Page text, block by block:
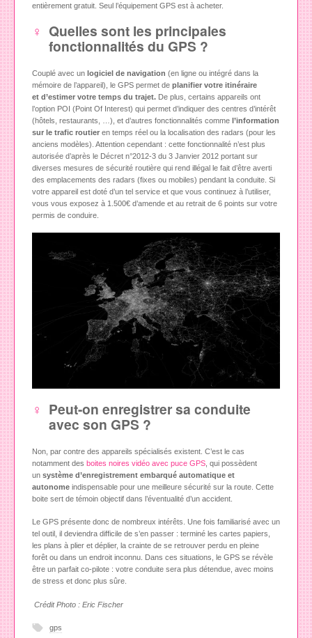
Vie pratique
Seniors
Santé & Soins
entièrement gratuit. Seul l’équipement GPS est à acheter.
Quelles sont les principales
fonctionnalités du GPS ?
Couplé avec un logiciel de navigation (en ligne ou intégré dans la
mémoire de l’appareil), le GPS permet de planifier votre itinéraire
et d’estimer votre temps du trajet. De plus, certains appareils ont
l’option POI (Point Of Interest) qui permet d’indiquer des centres d’intérêt
(hôtels, restaurants, …), et d’autres fonctionnalités comme l’information
sur le trafic routier en temps réel ou la localisation des radars (pour les
anciens modèles). Attention cependant : cette fonctionnalité n’est plus
autorisée d’après le Décret n°2012-3 du 3 Janvier 2012 portant sur
diverses mesures de sécurité routière qui rend illégal le fait d’être averti
des emplacements des radars (fixes ou mobiles) pendant la conduite. Si
votre appareil est doté d’un tel service et que vous continuez à l’utiliser,
vous vous exposez à 1.500€ d’amende et au retrait de 6 points sur votre
permis de conduire.
Peut-on enregistrer sa conduite
avec son GPS ?
Non, par contre des appareils spécialisés existent. C’est le cas
notamment des boites noires vidéo avec puce GPS , qui possèdent
un système d’enregistrement embarqué automatique et
autonome indispensable pour une meilleure sécurité sur la route. Cette
boite sert de témoin objectif dans l’éventualité d’un accident.
Le GPS présente donc de nombreux intérêts. Une fois familiarisé avec un
tel outil, il deviendra difficile de s’en passer : terminé les cartes papiers,
les plans à plier et déplier, la crainte de se retrouver perdu en pleine
forêt ou dans un endroit inconnu. Dans ces situations, le GPS se révèle
être un parfait co-pilote : votre conduite sera plus détendue, avec moins
de stress et donc plus sûre.
Crédit Photo : Eric Fischer
gps